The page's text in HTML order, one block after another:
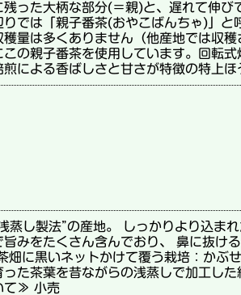
残った大柄な部分(＝親)と、遅れて伸
りでは「親子番茶(おやこばんちゃ)」と
量は多くありません（他産地では収
この親子番茶を使用しています。回転
による香ばしさと甘さが特徴の特上ほ
蒸し製法”の産地。 しっかりより込ま
旨みをたくさん含んでおり、 鼻に抜け
畑に黒いネットかけて覆う栽培：かぶ
った茶葉を昔ながらの浅蒸しで加工し
て≫ 小売